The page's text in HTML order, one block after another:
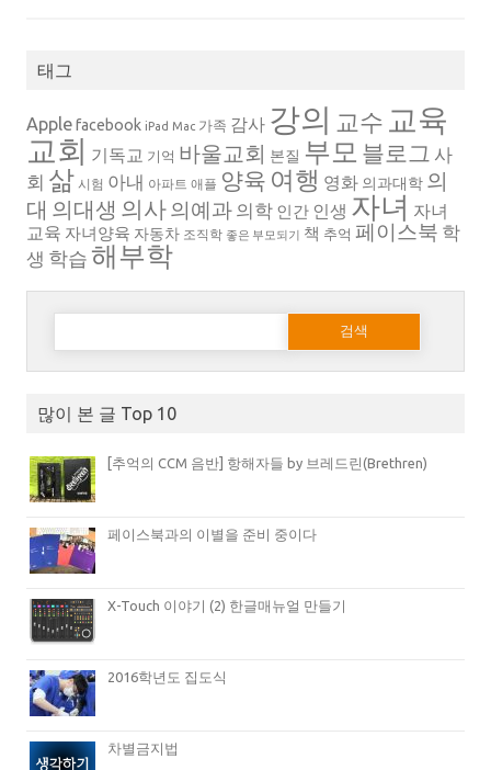
태그
Applefacebook iPad Mac 가족 감사 강의 교수 교육
교회 기독교 기억 바울교회 본질 부모 블로그 사
회 삶 시험 아내 아파트 애플 양육 여행 영화 의과대학 의
대 의대생 의사의예과 의학 인간 인생 자녀 자녀
교육 자녀양육 자동차 조직학 좋은 부모되기 책 추억 페이스북 학
생 학습 해부학
다음 검색:
많이 본 글 Top 10
[추억의 CCM 음반] 항해자들 by 브레드린(Brethren)
페이스북과의 이별을 준비 중이다
X-Touch 이야기 (2) 한글매뉴얼 만들기
2016학년도 집도식
차별금지법